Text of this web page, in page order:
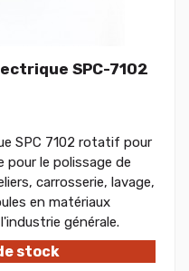
SPC-7102
SPC 7102 rotatif pour
le polissage de
carrosserie, lavage,
en matériaux
générale.
stock